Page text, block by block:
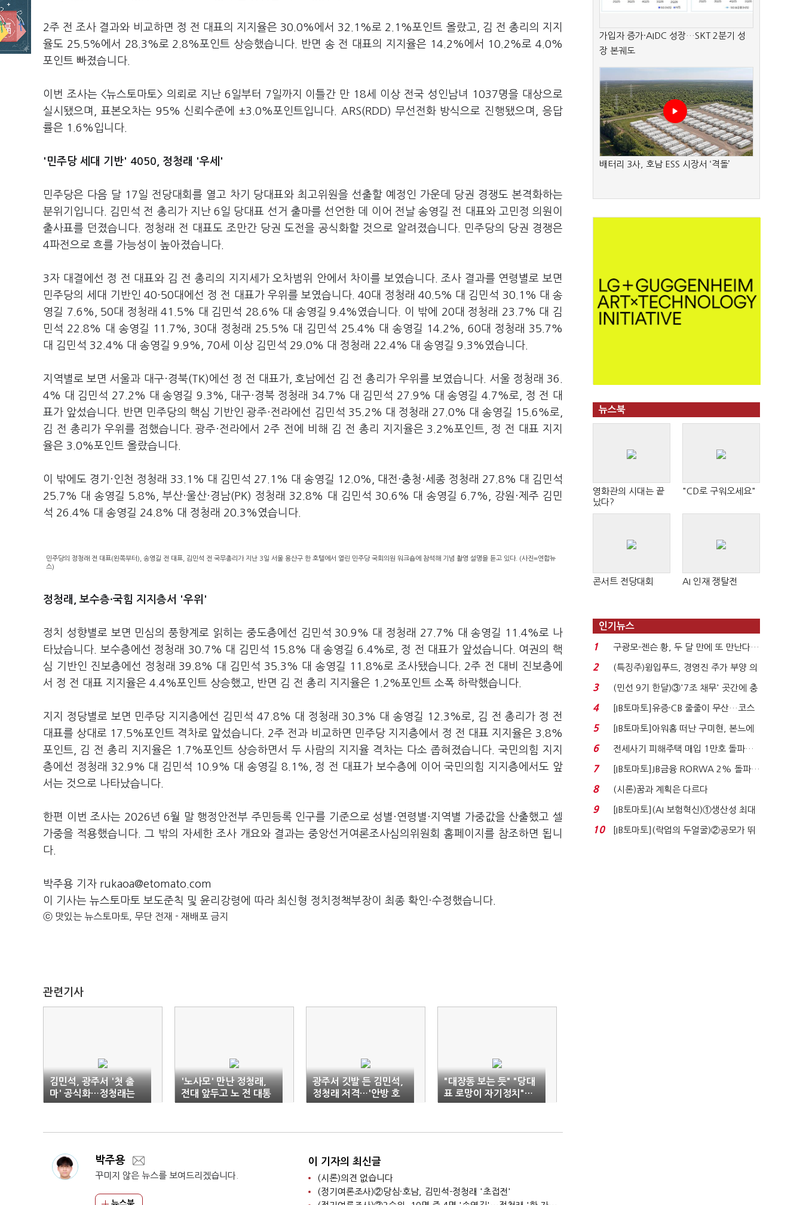
2주 전 조사 결과와 비교하면 정 전 대표의 지지율은 30.0%에서 32.1%로 2.1%포인트 올랐고, 김 전 총리의 지지
율도 25.5%에서 28.3%로 2.8%포인트 상승했습니다. 반면 송 전 대표의 지지율은 14.2%에서 10.2%로 4.0%
포인트 빠졌습니다.
이번 조사는 <뉴스토마토> 의뢰로 지난 6일부터 7일까지 이틀간 만 18세 이상 전국 성인남녀 1037명을 대상으로
실시됐으며, 표본오차는 95% 신뢰수준에 ±3.0%포인트입니다. ARS(RDD) 무선전화 방식으로 진행됐으며, 응답
률은 1.6%입니다.
'민주당 세대 기반' 4050, 정청래 '우세'
민주당은 다음 달 17일 전당대회를 열고 차기 당대표와 최고위원을 선출할 예정인 가운데 당권 경쟁도 본격화하는
분위기입니다. 김민석 전 총리가 지난 6일 당대표 선거 출마를 선언한 데 이어 전날 송영길 전 대표와 고민정 의원이
출사표를 던졌습니다. 정청래 전 대표도 조만간 당권 도전을 공식화할 것으로 알려졌습니다. 민주당의 당권 경쟁은
4파전으로 흐를 가능성이 높아졌습니다.
3자 대결에선 정 전 대표와 김 전 총리의 지지세가 오차범위 안에서 차이를 보였습니다. 조사 결과를 연령별로 보면
민주당의 세대 기반인 40·50대에선 정 전 대표가 우위를 보였습니다. 40대 정청래 40.5% 대 김민석 30.1% 대 송
영길 7.6%, 50대 정청래 41.5% 대 김민석 28.6% 대 송영길 9.4%였습니다. 이 밖에 20대 정청래 23.7% 대 김
민석 22.8% 대 송영길 11.7%, 30대 정청래 25.5% 대 김민석 25.4% 대 송영길 14.2%, 60대 정청래 35.7%
대 김민석 32.4% 대 송영길 9.9%, 70세 이상 김민석 29.0% 대 정청래 22.4% 대 송영길 9.3%였습니다.
지역별로 보면 서울과 대구·경북(TK)에선 정 전 대표가, 호남에선 김 전 총리가 우위를 보였습니다. 서울 정청래 36.
4% 대 김민석 27.2% 대 송영길 9.3%, 대구·경북 정청래 34.7% 대 김민석 27.9% 대 송영길 4.7%로, 정 전 대
표가 앞섰습니다. 반면 민주당의 핵심 기반인 광주·전라에선 김민석 35.2% 대 정청래 27.0% 대 송영길 15.6%로,
김 전 총리가 우위를 점했습니다. 광주·전라에서 2주 전에 비해 김 전 총리 지지율은 3.2%포인트, 정 전 대표 지지
율은 3.0%포인트 올랐습니다.
이 밖에도 경기·인천 정청래 33.1% 대 김민석 27.1% 대 송영길 12.0%, 대전·충청·세종 정청래 27.8% 대 김민석
25.7% 대 송영길 5.8%, 부산·울산·경남(PK) 정청래 32.8% 대 김민석 30.6% 대 송영길 6.7%, 강원·제주 김민
석 26.4% 대 송영길 24.8% 대 정청래 20.3%였습니다.
민주당의 정청래 전 대표(왼쪽부터), 송영길 전 대표, 김민석 전 국무총리가 지난 3일 서울 용산구 한 호텔에서 열린 민주당 국회의원 워크숍에 참석해 기념 촬영 설명을 듣고 있다. (사진=연합뉴
스)
정청래, 보수층·국힘 지지층서 '우위'
정치 성향별로 보면 민심의 풍향계로 읽히는 중도층에선 김민석 30.9% 대 정청래 27.7% 대 송영길 11.4%로 나
타났습니다. 보수층에선 정청래 30.7% 대 김민석 15.8% 대 송영길 6.4%로, 정 전 대표가 앞섰습니다. 여권의 핵
심 기반인 진보층에선 정청래 39.8% 대 김민석 35.3% 대 송영길 11.8%로 조사됐습니다. 2주 전 대비 진보층에
서 정 전 대표 지지율은 4.4%포인트 상승했고, 반면 김 전 총리 지지율은 1.2%포인트 소폭 하락했습니다.
지지 정당별로 보면 민주당 지지층에선 김민석 47.8% 대 정청래 30.3% 대 송영길 12.3%로, 김 전 총리가 정 전
대표를 상대로 17.5%포인트 격차로 앞섰습니다. 2주 전과 비교하면 민주당 지지층에서 정 전 대표 지지율은 3.8%
포인트, 김 전 총리 지지율은 1.7%포인트 상승하면서 두 사람의 지지율 격차는 다소 좁혀졌습니다. 국민의힘 지지
층에선 정청래 32.9% 대 김민석 10.9% 대 송영길 8.1%, 정 전 대표가 보수층에 이어 국민의힘 지지층에서도 앞
서는 것으로 나타났습니다.
한편 이번 조사는 2026년 6월 말 행정안전부 주민등록 인구를 기준으로 성별·연령별·지역별 가중값을 산출했고 셀
가중을 적용했습니다. 그 밖의 자세한 조사 개요와 결과는 중앙선거여론조사심의위원회 홈페이지를 참조하면 됩니
다.
박주용 기자 rukaoa@etomato.com
이 기사는 뉴스토마토 보도준칙 및 윤리강령에 따라 최신형 정치정책부장이 최종 확인·수정했습니다.
ⓒ 맛있는 뉴스토마토, 무단 전재 - 재배포 금지
관련기사
김민석, 광주서 '첫 출
마' 공식화…정청래는
'봉하행'
'노사모' 만난 정청래,
전대 앞두고 노 전 대통
령과 인연 '부각'
광주서 깃발 든 김민석,
정청래 저격…'안방 호
남' 쟁탈전 돌입
"대장동 보는 듯" "당대
표 로망이 자기정치"…
김민석·정청래 '파묘대
박주용
꾸미지 않은 뉴스를 보여드리겠습니다.
뉴스북
이 기자의 최신글
(시론)의견 없습니다
(정기여론조사)②당심·호남, 김민석-정청래 '초접전'
가입자 증가·AIDC 성장…SKT 2분기 성
장 본궤도
배터리 3사, 호남 ESS 시장서 ‘격돌’
뉴스북
영화관의 시대는 끝
났다?
"CD로 구워오세요"
콘서트 전당대회 AI 인재 쟁탈전
인기뉴스
1
구광모-젠슨 황, 두 달 만에 또 만난다…
로봇·AI 등 논...
2
(특징주)윙입푸드, 경영진 주가 부양 의
지에 상한가...
3
(민선 9기 한달)③'7조 채무' 곳간에 충
격…추미애, 20년...
4
[IB토마토]유증·CB 줄줄이 무산…코스
닥 벌점 급증에 ...
5
[IB토마토]아워홈 떠난 구미현, 본느에
340억 베팅…가...
6
전세사기 피해주택 매입 1만호 돌파…
누적 피해자 4만2...
7
[IB토마토]JB금융 RORWA 2% 돌파…
실적 견인은 은행 ...
8 (시론)꿈과 계획은 다르다
9
[IB토마토](AI 보험혁신)①생산성 최대
80% 개선…현실...
10
[IB토마토](락업의 두얼굴)②공모가 뛰